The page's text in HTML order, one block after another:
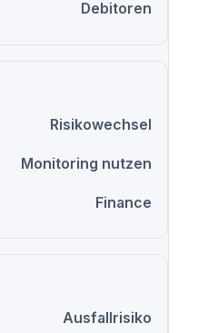
Debitoren
Risikowechsel
Monitoring nutzen
Finance
Ausfallrisiko